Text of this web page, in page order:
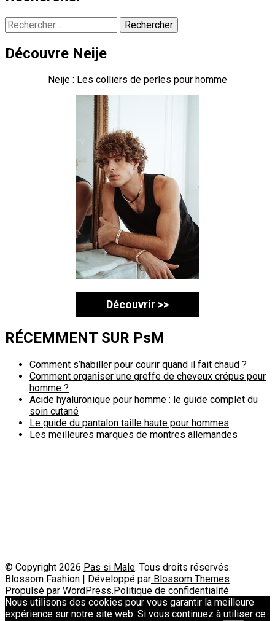
Rechercher :
Découvre Neije
Neije : Les colliers de perles pour homme
Découvrir >>
RÉCEMMENT SUR PsM
Comment s’habiller pour courir quand il fait chaud ?
Comment organiser une greffe de cheveux crépus pour
homme ?
Acide hyaluronique pour homme : le guide complet du
soin cutané
Le guide du pantalon taille haute pour hommes
Les meilleures marques de montres allemandes
© Copyright 2026 Pas si Male. Tous droits réservés.
Blossom Fashion | Développé par Blossom Themes.
Propulsé par WordPress. Politique de confidentialité
Nous utilisons des cookies pour vous garantir la meilleure
expérience sur notre site web. Si vous continuez à utiliser ce